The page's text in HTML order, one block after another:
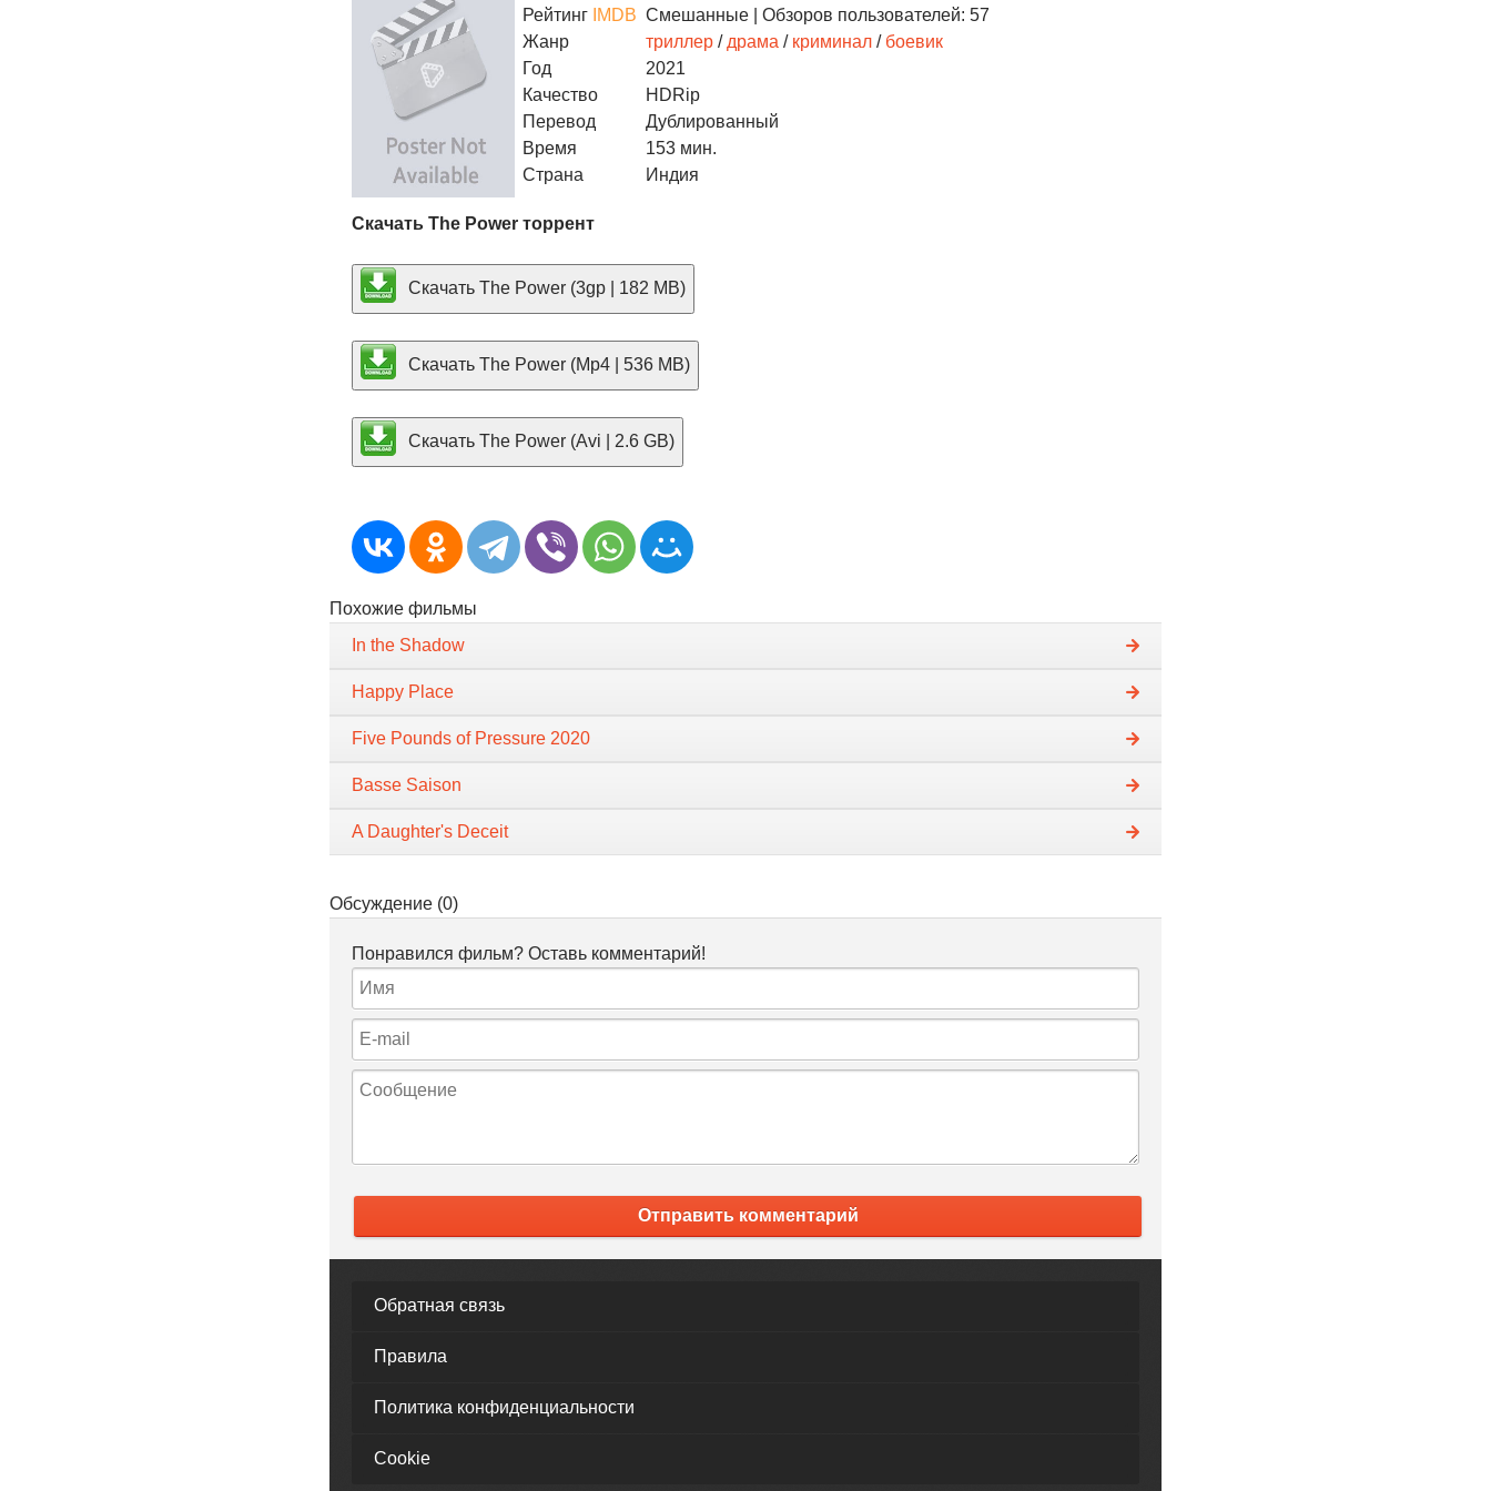
Рейтинг IMDB Смешанные | Обзоров пользователей: 57
Жанр
триллер / драма / криминал / боевик
Год
2021
Качество
HDRip
Перевод
Дублированный
Время
153 мин.
Страна
Индия
Скачать The Power торрент
Скачать The Power (3gp | 182 MB)
Скачать The Power (Mp4 | 536 MB)
Скачать The Power (Avi | 2.6 GB)
Похожие фильмы
In the Shadow
Happy Place
Five Pounds of Pressure 2020
Basse Saison
A Daughter's Deceit
Обсуждение (0)
Понравился фильм? Оставь комментарий!
Отправить комментарий
Обратная связь
Правила
Политика конфиденциальности
Cookie